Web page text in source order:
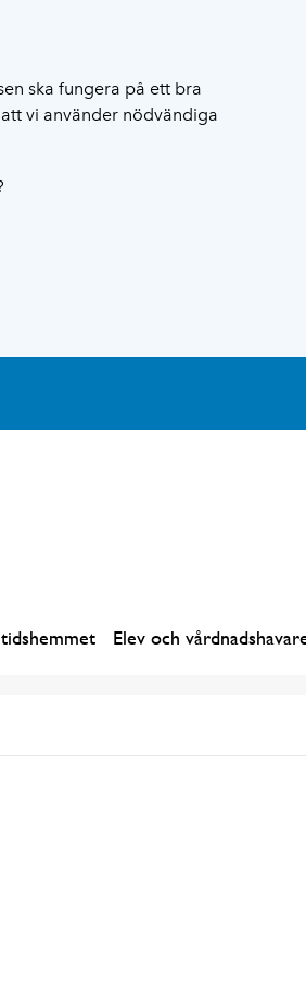
ska fungera på ett bra
vi använder nödvändiga
Elev och